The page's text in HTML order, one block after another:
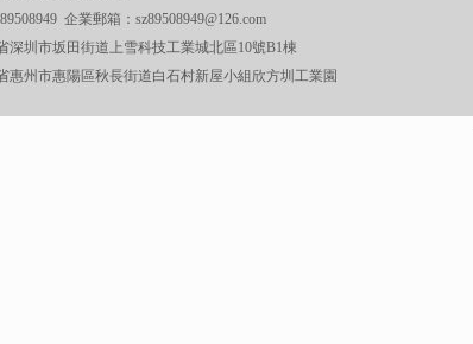
企業郵箱：sz89508949@126.com
深圳市坂田街道上雪科技工業城北區10號B1棟
惠州市惠陽區秋長街道白石村新屋小組欣方圳工業園